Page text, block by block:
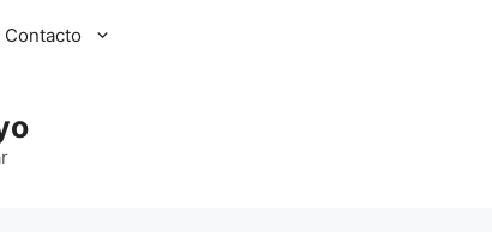
Contacto